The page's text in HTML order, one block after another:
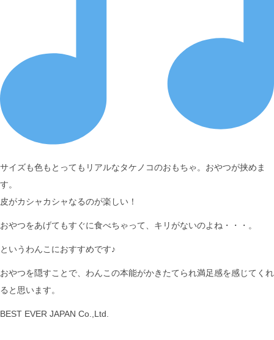
サイズも色もとってもリアルなタケノコのおもちゃ。おやつが挟めま
す。
皮がカシャカシャなるのが楽しい！
おやつをあげてもすぐに食べちゃって、キリがないのよね・・・。
というわんこにおすすめです♪
おやつを隠すことで、わんこの本能がかきたてられ満足感を感じてくれ
ると思います。
BEST EVER JAPAN Co.,Ltd.